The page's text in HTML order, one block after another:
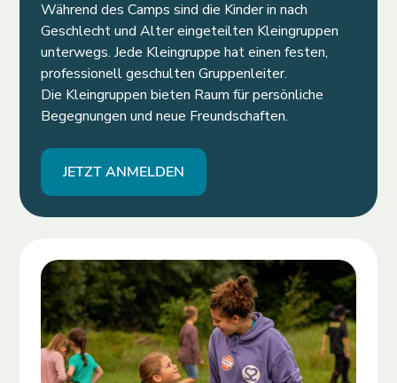
Während des Camps sind die Kinder in nach
Geschlecht und Alter eingeteilten Kleingruppen
unterwegs. Jede Kleingruppe hat einen festen,
professionell geschulten Gruppenleiter.
Die Kleingruppen bieten Raum für persönliche
Begegnungen und neue Freundschaften.
JETZT ANMELDEN